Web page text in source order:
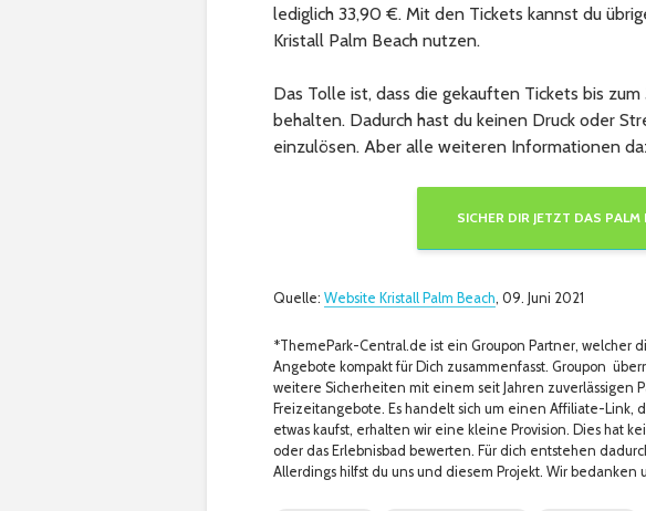
lediglich 33,90 €. Mit den Tickets kannst du
Kristall Palm Beach nutzen.
Das Tolle ist, dass die gekauften Tickets bis
behalten. Dadurch hast du keinen Druck oder
einzulösen. Aber alle weiteren Informationen
SICHER DIR JETZT DAS
Quelle: Website Kristall Palm Beach, 09. Juni 2021
*ThemePark-Central.de ist ein Groupon Partner, welcher
Angebote kompakt für Dich zusammenfasst. Groupon
weitere Sicherheiten mit einem seit Jahren zuverlässigen
Freizeitangebote. Es handelt sich um einen Affiliate-Link,
etwas kaufst, erhalten wir eine kleine Provision. Dies hat
oder das Erlebnisbad bewerten. Für dich entstehen
Allerdings hilfst du uns und diesem Projekt. Wir bedanken